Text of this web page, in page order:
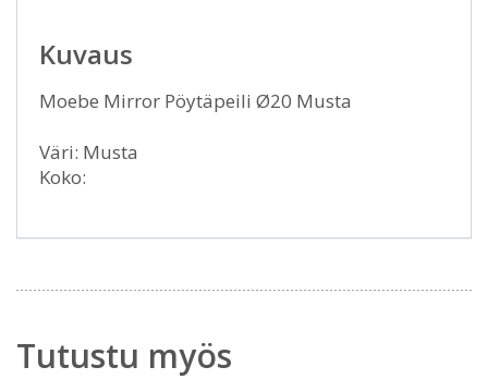
Kuvaus
Moebe Mirror Pöytäpeili Ø20 Musta
Väri: Musta
Koko:
Tutustu myös